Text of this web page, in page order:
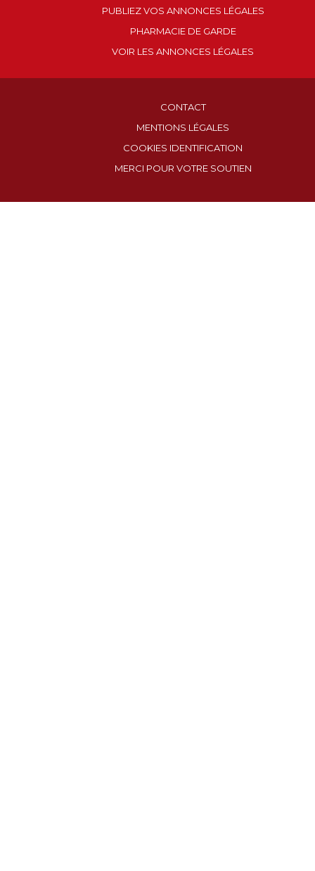
PUBLIEZ VOS ANNONCES LÉGALES
PHARMACIE DE GARDE
VOIR LES ANNONCES LÉGALES
CONTACT
MENTIONS LÉGALES
COOKIES IDENTIFICATION
MERCI POUR VOTRE SOUTIEN